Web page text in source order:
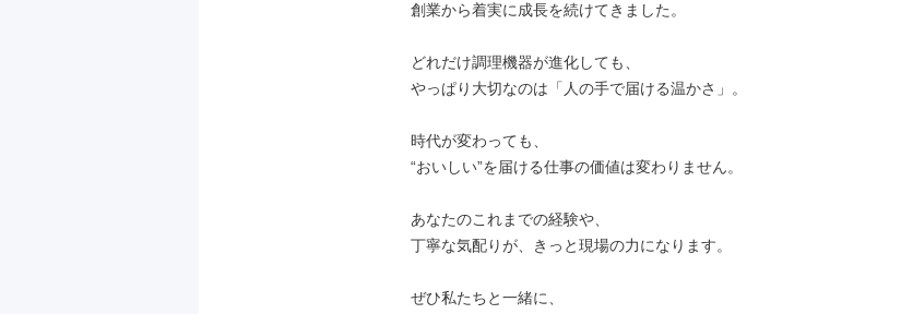
創業から着実に成長を続けてきました。
どれだけ調理機器が進化しても、
やっぱり大切なのは「人の手で届ける温かさ」。
時代が変わっても、
“おいしい”を届ける仕事の価値は変わりません。
あなたのこれまでの経験や、
丁寧な気配りが、きっと現場の力になります。
ぜひ私たちと一緒に、